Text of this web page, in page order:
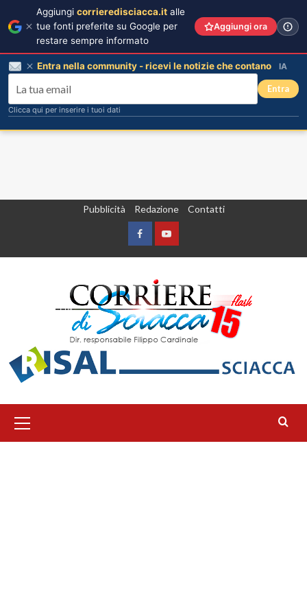
Pubblicità Redazione Contatti
FacebookYountube
principale
Aggiungi corrieredisciacca.it alle
tue fonti preferite su Google per
restare sempre informato
Aggiungi ora
Entra nella community - ricevi le notizie che contano IA
Entra
Clicca qui per inserire i tuoi dati